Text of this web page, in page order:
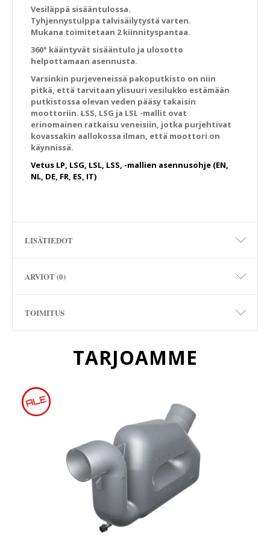
Vesiläppä sisääntulossa.
Tyhjennystulppa talvisäilytystä varten.
Mukana toimitetaan 2 kiinnityspantaa.
360° kääntyvät sisääntulo ja ulosotto
helpottamaan asennusta.
Varsinkin purjeveneissä pakoputkisto on niin
pitkä, että tarvitaan ylisuuri vesilukko estämään
putkistossa olevan veden pääsy takaisin
moottoriin. LSS, LSG ja LSL -mallit ovat
erinomainen ratkaisu veneisiin, jotka purjehtivat
kovassakin aallokossa ilman, että moottori on
käynnissä.
Vetus LP, LSG, LSL, LSS, -mallien asennusohje (EN,
NL, DE, FR, ES, IT)
LISÄTIEDOT
ARVIOT (0)
TOIMITUS
TARJOAMME